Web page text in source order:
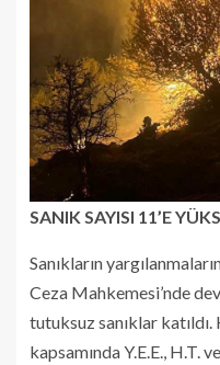
SANIK SAYISI 11’E
Sanıkların
Ceza Mahkemesi’nde
tutuksuz sanıklar
kapsamında Y.E.E., H.T.